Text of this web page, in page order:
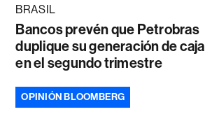
BRASIL
Bancos prevén que Petrobras
duplique su generación de caja
en el segundo trimestre
OPINIÓN BLOOMBERG